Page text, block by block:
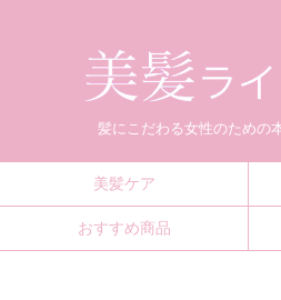
髪にこだわる女性のための
美髪ケア
おすすめ商品